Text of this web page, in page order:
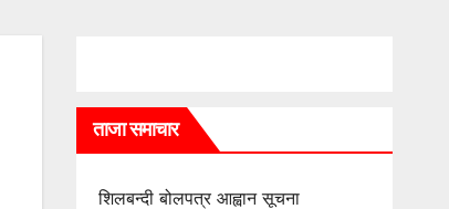
ताजा समाचार
शिलबन्दी बोलपत्र आह्वान सूचना